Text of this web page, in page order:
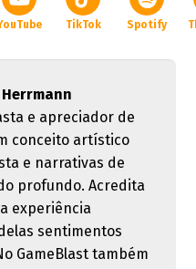
TikTok Spotify
e apreciador de
conceito artístico
e narrativas de
profundo. Acredita
experiência
sentimentos
GameBlast também